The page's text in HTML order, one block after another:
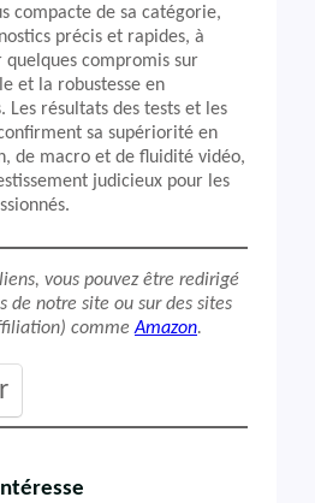
compacte de sa catégorie,
précis et rapides, à
quelques compromis sur
et la robustesse en
Les résultats des tests et les
sa supériorité en
de macro et de fluidité vidéo,
judicieux pour les
vous pouvez être redirigé
de notre site ou sur des sites
commeAmazon.